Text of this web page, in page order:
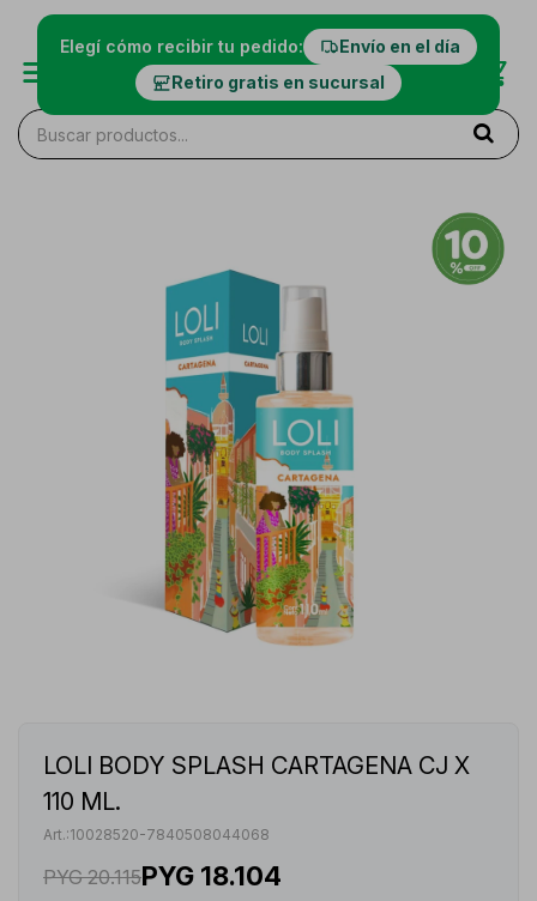
Elegí cómo recibir tu pedido:
Envío en el día
Retiro gratis en sucursal
LOLI BODY SPLASH CARTAGENA CJ X
110 ML.
10028520-7840508044068
PYG 20.115PYG 18.104